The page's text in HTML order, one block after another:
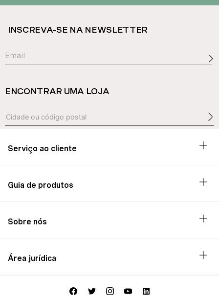
INSCREVA-SE NA NEWSLETTER
ENCONTRAR UMA LOJA
Serviço ao cliente
Guia de produtos
Sobre nós
Área jurídica